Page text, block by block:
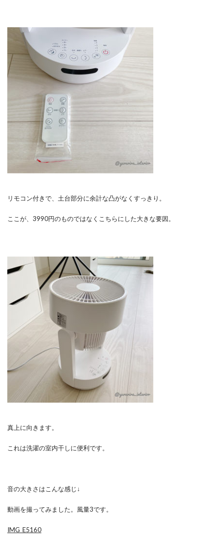
リモコン付きで、土台部分に余計な凸がなくすっきり。
ここが、3990円のものではなくこちらにした大きな要因。
真上に向きます。
これは洗濯の室内干しに便利です。
音の大きさはこんな感じ↓
動画を撮ってみました。風量3です。
IMG_E5160